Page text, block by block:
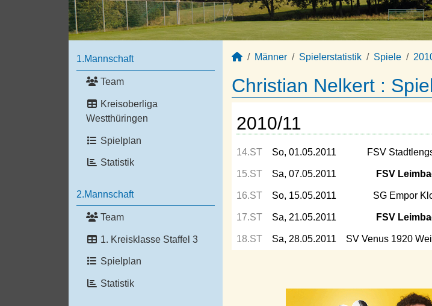
1.Mannschaft
Team
Kreisoberliga
Westthüringen
Spielplan
Statistik
2.Mannschaft
Team
1. Kreisklasse Staffel 3
Spielplan
Statistik
Männer Spielerstatistik Spiele
Christian Nelkert :
2010/11
14.ST So, 01.05.2011 FSV
15.ST Sa, 07.05.2011 FSV
16.ST So, 15.05.2011 SG Empor
17.ST Sa, 21.05.2011 FSV
18.ST Sa, 28.05.2011 SV Venus 1920